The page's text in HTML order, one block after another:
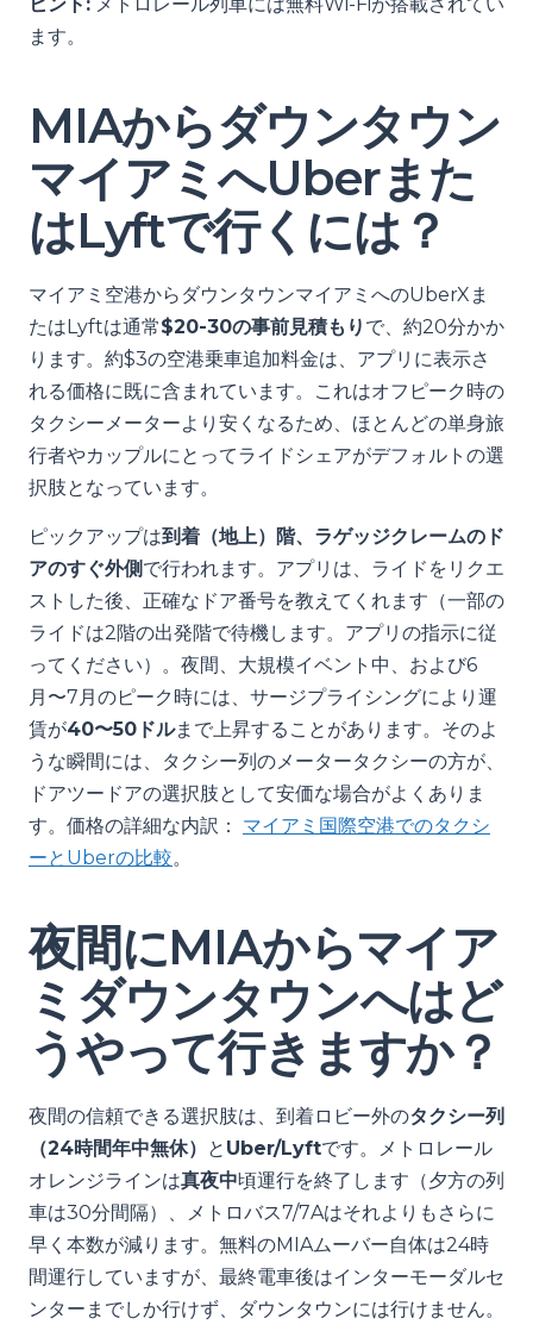
ます。
MIAからダウンタウン
マイアミへUberまた
はLyftで行くには？
マイアミ空港からダウンタウンマイアミへのUberXま
たはLyftは通常$20-30の事前見積もり で、約20分かか
ります。約$3の空港乗車追加料金は、アプリに表示さ
れる価格に既に含まれています。これはオフピーク時の
タクシーメーターより安くなるため、ほとんどの単身旅
行者やカップルにとってライドシェアがデフォルトの選
択肢となっています。
ピックアップは到着（地上）階、ラゲッジクレームのド
アのすぐ外側で行われます。アプリは、ライドをリクエ
ストした後、正確なドア番号を教えてくれます（一部の
ライドは2階の出発階で待機します。アプリの指示に従
ってください）。夜間、大規模イベント中、および6
月〜7月のピーク時には、サージプライシングにより運
賃が40〜50ドルまで上昇することがあります。そのよ
うな瞬間には、タクシー列のメータータクシーの方が、
ドアツードアの選択肢として安価な場合がよくありま
す。価格の詳細な内訳： マイアミ国際空港でのタクシ
ーとUberの比較。
夜間にMIAからマイア
ミダウンタウンへはど
うやって行きますか？
夜間の信頼できる選択肢は、到着ロビー外のタクシー列
（24時間年中無休） と Uber/Lyftです。メトロレール
オレンジラインは真夜中頃運行を終了します（夕方の列
車は30分間隔）、メトロバス7/7Aはそれよりもさらに
早く本数が減ります。無料のMIAムーバー自体は24時
間運行していますが、最終電車後はインターモーダルセ
ンターまでしか行けず、ダウンタウンには行けません。